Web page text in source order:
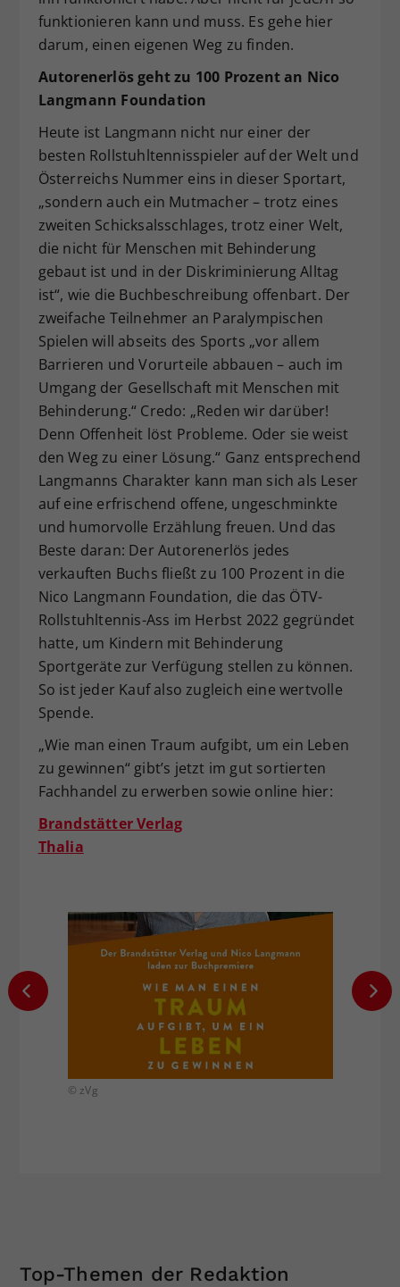
funktionieren kann und muss. Es gehe hier
darum, einen eigenen Weg zu finden.
Autorenerlös geht zu 100 Prozent an Nico
Langmann Foundation
Heute ist Langmann nicht nur einer der
besten Rollstuhltennisspieler auf der Welt und
Österreichs Nummer eins in dieser Sportart,
„sondern auch ein Mutmacher – trotz eines
zweiten Schicksalsschlages, trotz einer Welt,
die nicht für Menschen mit Behinderung
gebaut ist und in der Diskriminierung Alltag
ist“, wie die Buchbeschreibung offenbart. Der
zweifache Teilnehmer an Paralympischen
Spielen will abseits des Sports „vor allem
Barrieren und Vorurteile abbauen – auch im
Umgang der Gesellschaft mit Menschen mit
Behinderung.“ Credo: „Reden wir darüber!
Denn Offenheit löst Probleme. Oder sie weist
den Weg zu einer Lösung.“ Ganz entsprechend
Langmanns Charakter kann man sich als Leser
auf eine erfrischend offene, ungeschminkte
und humorvolle Erzählung freuen. Und das
Beste daran: Der Autorenerlös jedes
verkauften Buchs fließt zu 100 Prozent in die
Nico Langmann Foundation, die das ÖTV-
Rollstuhltennis-Ass im Herbst 2022 gegründet
hatte, um Kindern mit Behinderung
Sportgeräte zur Verfügung stellen zu können.
So ist jeder Kauf also zugleich eine wertvolle
Spende.
„Wie man einen Traum aufgibt, um ein Leben
zu gewinnen“ gibt’s jetzt im gut sortierten
Fachhandel zu erwerben sowie online hier:
Brandstätter Verlag
Thalia
© zVg
Top-Themen der Redaktion